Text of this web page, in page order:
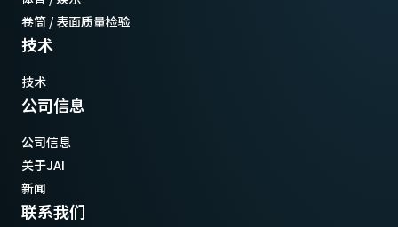
卷筒 / 表面质量检验
技术
技术
公司信息
公司信息
关于JAI
新闻
联系我们